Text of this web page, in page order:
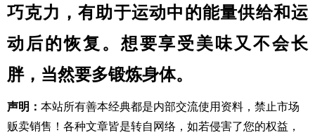
巧克力，有助于运动中的能量供给和运
动后的恢复。想要享受美味又不会长
胖，当然要多锻炼身体。
声明： 本站所有善本经典都是内部交流使用资料，禁止市场
贩卖销售！ 各种文章皆是转自网络，如若侵害了您的权益，